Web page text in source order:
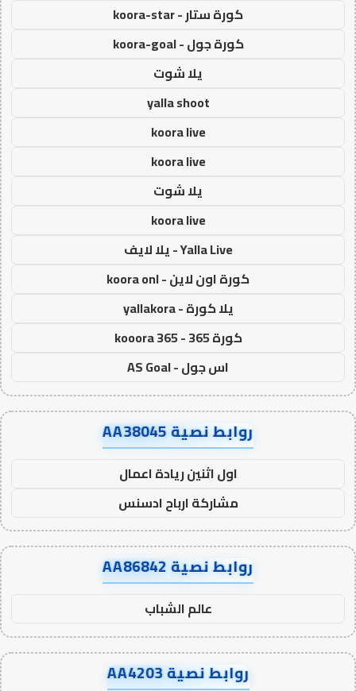
كورة ستار - koora-star
كورة جول - koora-goal
يلا شوت
yalla shoot
koora live
koora live
يلا شوت
koora live
Yalla Live - يلا لايف
كورة اون لاين - koora onl
يلا كورة - yallakora
كورة 365 - kooora 365
اس جول - AS Goal
روابط نصية AA38045
اول اثنين ريادة اعمال
مشاركة ارباح ادسنس
روابط نصية AA86842
عالم الشباب
روابط نصية AA4203